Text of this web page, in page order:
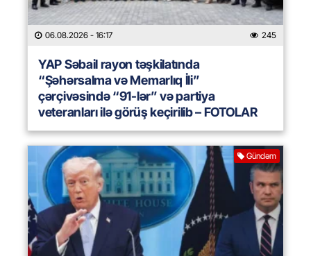
06.08.2026 - 16:17 245
YAP Səbail rayon təşkilatında
“Şəhərsalma və Memarlıq İli”
çərçivəsində “91-lər” və partiya
veteranları ilə görüş keçirilib – FOTOLAR
Gündəm